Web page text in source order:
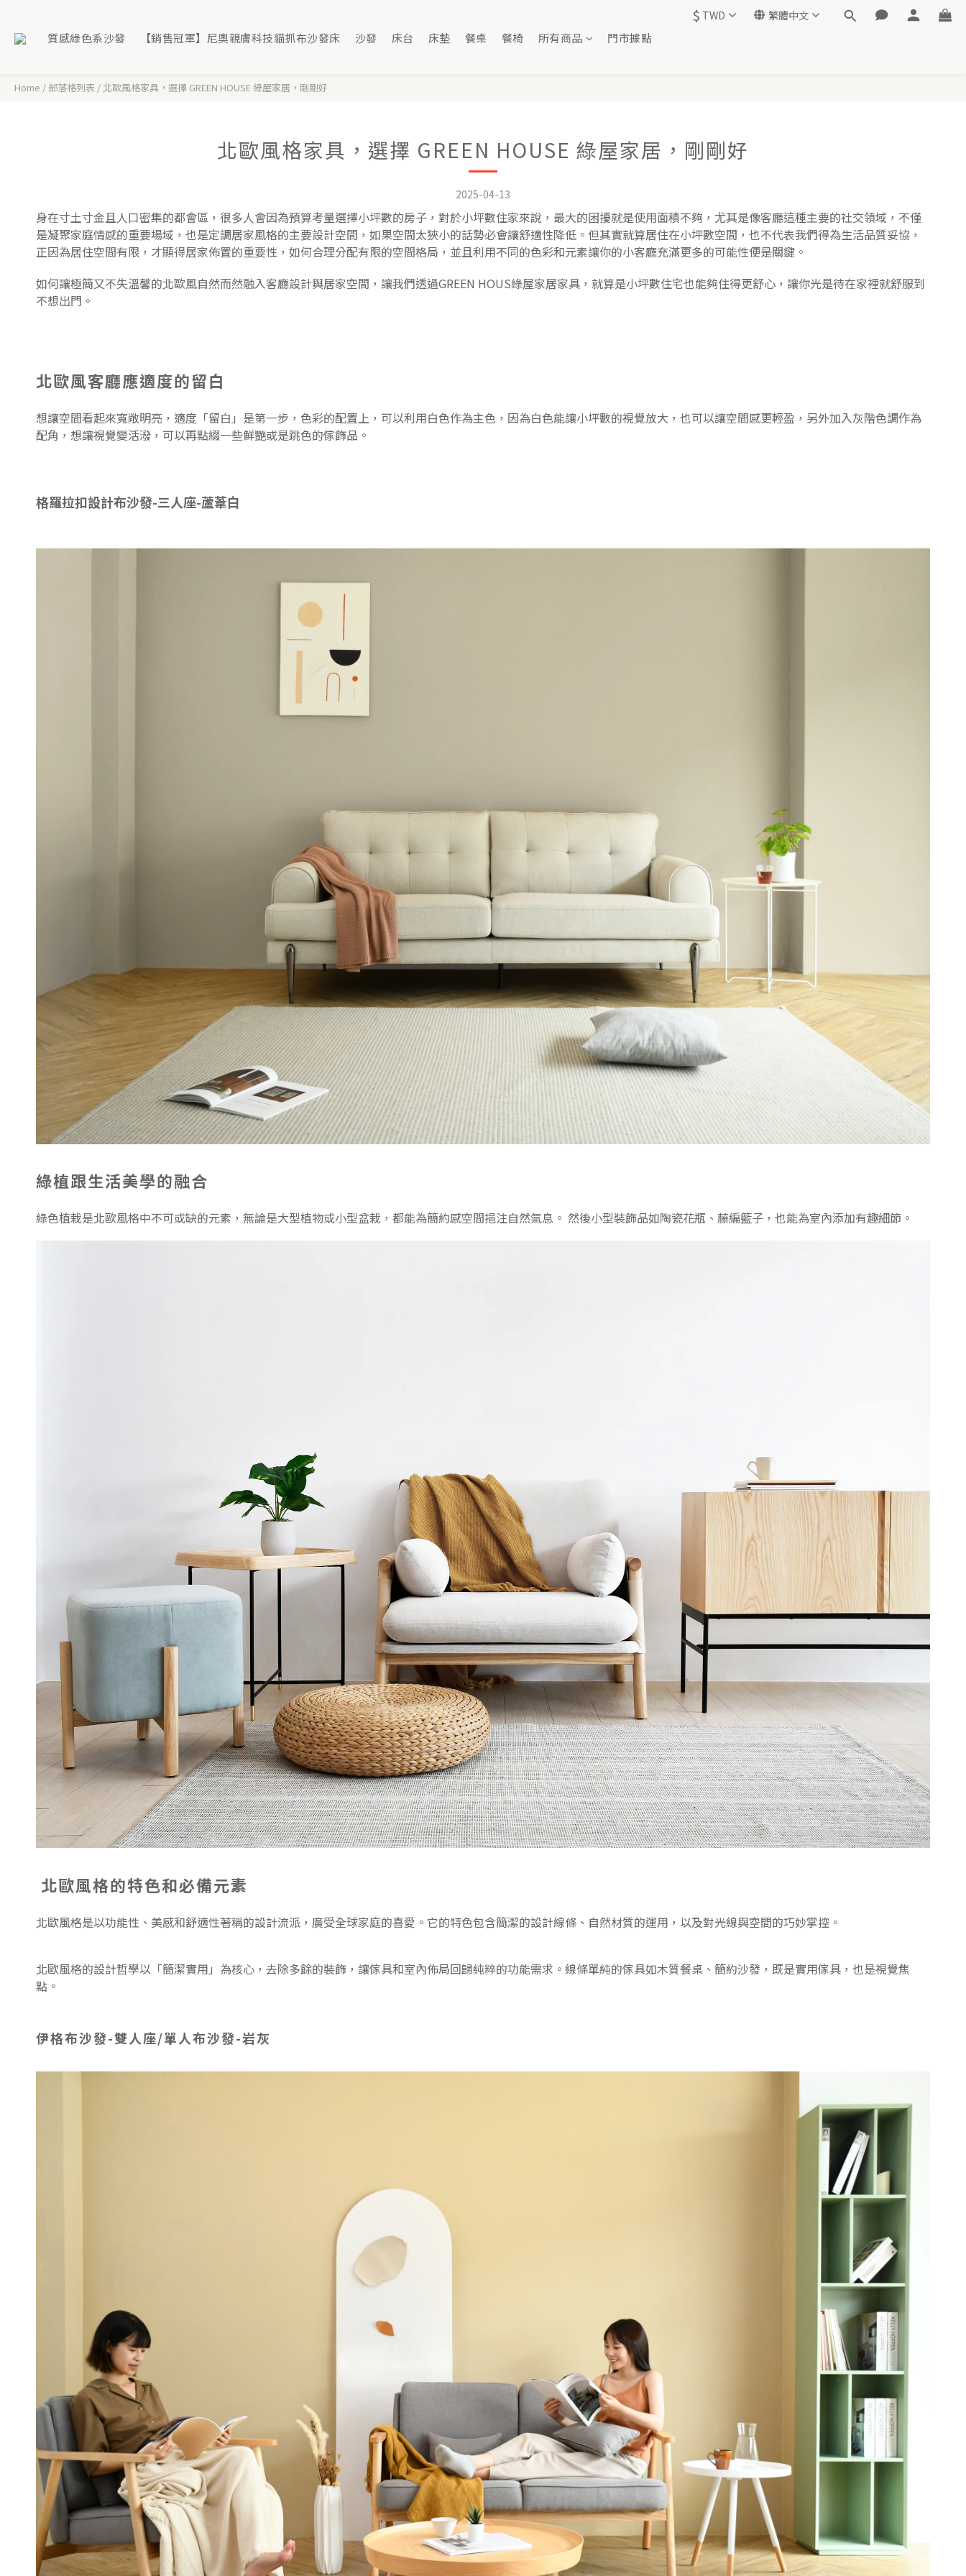
$ TWD 繁體中文
質感綠色系沙發 【銷售冠軍】尼奧親膚科技貓抓布沙發床 沙發 床台 床墊 餐桌 餐椅 所有商品 門市據點
Home / 部落格列表 / 北歐風格家具，選擇 GREEN HOUSE 綠屋家居，剛剛好
北歐風格家具，選擇 GREEN HOUSE 綠屋家居，剛剛好
2025-04-13
身在寸土寸金且人口密集的都會區，很多人會因為預算考量選擇小坪數的房子，對於小坪數住家來說，最大的困擾就是使用面積不夠，尤其是像客廳這種主要的社交領域，不僅
是凝聚家庭情感的重要場域，也是定調居家風格的主要設計空間，如果空間太狹小的話勢必會讓舒適性降低。但其實就算居住在小坪數空間，也不代表我們得為生活品質妥協，
正因為居住空間有限，才顯得居家佈置的重要性，如何合理分配有限的空間格局，並且利用不同的色彩和元素讓你的小客廳充滿更多的可能性便是關鍵。
如何讓極簡又不失溫馨的北歐風自然而然融入客廳設計與居家空間，讓我們透過GREEN HOUS綠屋家居家具，就算是小坪數住宅也能夠住得更舒心，讓你光是待在家裡就舒服到
不想出門。
北歐風客廳應適度的留白
想讓空間看起來寬敞明亮，適度「留白」是第一步，色彩的配置上，可以利用白色作為主色，因為白色能讓小坪數的視覺放大，也可以讓空間感更輕盈，另外加入灰階色調作為
配角，想讓視覺變活潑，可以再點綴一些鮮艷或是跳色的傢飾品。
格羅拉扣設計布沙發-三人座-蘆葦白
綠植跟生活美學的融合
綠色植栽是北歐風格中不可或缺的元素，無論是大型植物或小型盆栽，都能為簡約感空間挹注自然氣息。 然後小型裝飾品如陶瓷花瓶、藤編籃子，也能為室內添加有趣細節。
北歐風格的特色和必備元素
北歐風格是以功能性、美感和舒適性著稱的設計流派，廣受全球家庭的喜愛。它的特色包含簡潔的設計線條、自然材質的運用，以及對光線與空間的巧妙掌控。
北歐風格的設計哲學以「簡潔實用」為核心，去除多餘的裝飾，讓傢具和室內佈局回歸純粹的功能需求。線條單純的傢具如木質餐桌、簡約沙發，既是實用傢具，也是視覺焦
點。
伊格布沙發-雙人座/單人布沙發-岩灰